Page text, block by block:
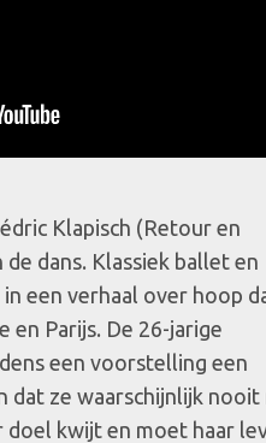
Klapisch (Retour en
dans. Klassiek ballet en
een verhaal over hoop
en Parijs. De 26-jarige
een voorstelling een
dat ze waarschijnlijk nooit
doel kwijt en moet haar